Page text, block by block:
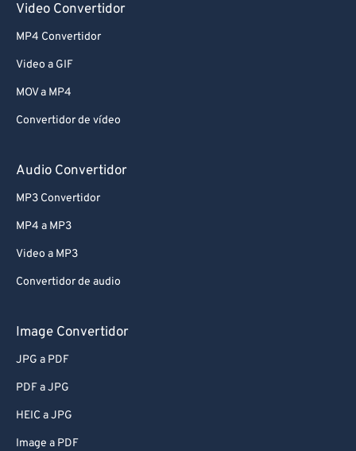
Video Convertidor
MP4 Convertidor
Video a GIF
MOV a MP4
Convertidor de vídeo
Audio Convertidor
MP3 Convertidor
MP4 a MP3
Video a MP3
Convertidor de audio
Image Convertidor
JPG a PDF
PDF a JPG
HEIC a JPG
Image a PDF